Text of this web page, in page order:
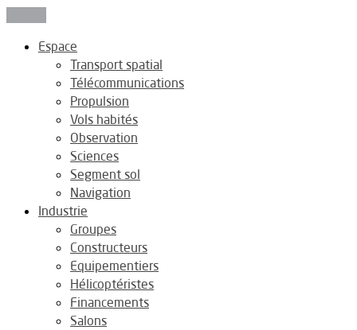
Espace
Transport spatial
Télécommunications
Propulsion
Vols habités
Observation
Sciences
Segment sol
Navigation
Industrie
Groupes
Constructeurs
Equipementiers
Hélicoptéristes
Financements
Salons